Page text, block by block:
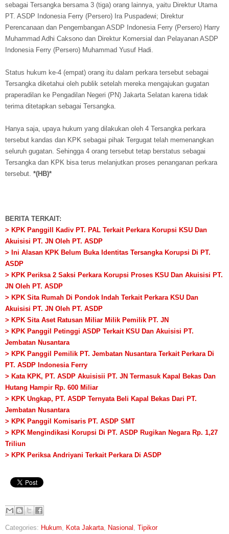
sebagai Tersangka bersama 3 (tiga) orang lainnya, yaitu Direktur Utama
PT. ASDP Indonesia Ferry (Persero) Ira Puspadewi; Direktur
Perencanaan dan Pengembangan ASDP Indonesia Ferry (Persero) Harry
Muhammad Adhi Caksono dan Direktur Komersial dan Pelayanan ASDP
Indonesia Ferry (Persero) Muhammad Yusuf Hadi.
Status hukum ke-4 (empat) orang itu dalam perkara tersebut sebagai
Tersangka diketahui oleh publik setelah mereka mengajukan gugatan
praperadilan ke Pengadilan Negeri (PN) Jakarta Selatan karena tidak
terima ditetapkan sebagai Tersangka.
Hanya saja, upaya hukum yang dilakukan oleh 4 Tersangka perkara
tersebut kandas dan KPK sebagai pihak Tergugat telah memenangkan
seluruh gugatan. Sehingga 4 orang tersebut tetap berstatus sebagai
Tersangka dan KPK bisa terus melanjutkan proses penanganan perkara
tersebut. *(HB)*
BERITA TERKAIT:
> KPK Panggill Kadiv PT. PAL Terkait Perkara Korupsi KSU Dan
Akuisisi PT. JN Oleh PT. ASDP
> Ini Alasan KPK Belum Buka Identitas Tersangka Korupsi Di PT.
ASDP
> KPK Periksa 2 Saksi Perkara Korupsi Proses KSU Dan Akuisisi PT.
JN Oleh PT. ASDP
> KPK Sita Rumah Di Pondok Indah Terkait Perkara KSU Dan
Akuisisi PT. JN Oleh PT. ASDP
> KPK Sita Aset Ratusan Miliar Milik Pemilik PT. JN
> KPK Panggil Petinggi ASDP Terkait KSU Dan Akuisisi PT.
Jembatan Nusantara
> KPK Panggil Pemilik PT. Jembatan Nusantara Terkait Perkara Di
PT. ASDP Indonesia Ferry
> Kata KPK, PT. ASDP Akuisisii PT. JN Termasuk Kapal Bekas Dan
Hutang Hampir Rp. 600 Miliar
> KPK Ungkap, PT. ASDP Ternyata Beli Kapal Bekas Dari PT.
Jembatan Nusantara
> KPK Panggil Komisaris PT. ASDP SMT
> KPK Mengindikasi Korupsi Di PT. ASDP Rugikan Negara Rp. 1,27
Triliun
> KPK Periksa Andriyani Terkait Perkara Di ASDP
Categories: Hukum, Kota Jakarta, Nasional , Tipikor